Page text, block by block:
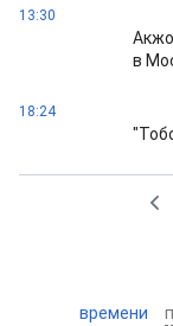
13:30
в
18:24
времени